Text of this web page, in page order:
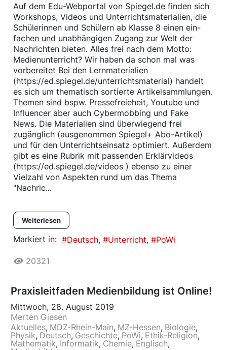
Auf dem Edu-Webportal von Spiegel.de finden sich
Work­shops, Videos und Unterrichts­materialien, die
Schüler­innen und Schülern ab Klasse 8 einen ein­
fachen und un­abhängigen Zugang zur Welt der
Nachrichten bieten. Alles frei nach dem Motto:
Medienunterricht? Wir haben da schon mal was
vorbereitet Bei den Lernmaterialien
(https://ed.spiegel.de/unterrichtsmaterial) handelt
es sich um thematisch sortierte Artikelsammlungen.
Themen sind bspw. Pressefreieheit, Youtube und
Influencer aber auch Cybermobbing und Fake
News. Die Materialien sind überwiegend frei
zugänglich (ausgenommen Spiegel+ Abo-Artikel)
und für den Unterrichtseinsatz optimiert. Außerdem
gibt es eine Rubrik mit passenden Erklärvideos
(https://ed.spiegel.de/videos ) ebenso zu einer
Vielzahl von Aspekten rund um das Thema
"Nachric...
Weiterlesen
Markiert in: Deutsch Unterricht PoWi
20321
Praxisleitfaden Medienbildung ist Online!
Mittwoch, 28. August 2019
Merten Giesen
Aktuelles MDZ-Rhein-Main MZ-Hessen Biologie
Physik Deutsch Geschichte PoWi Ethik-Religion
Mathematik Informatik Chemie Englisch